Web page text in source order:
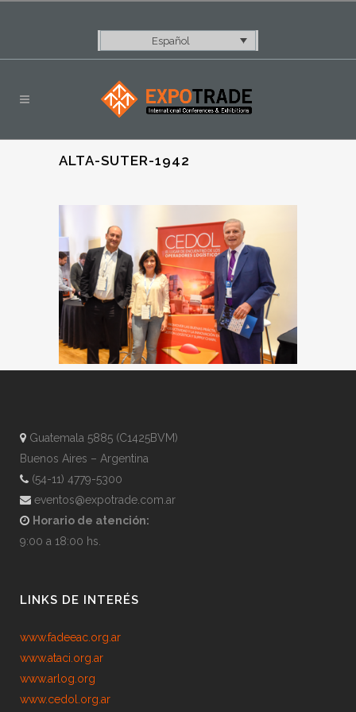
Español
ALTA-SUTER-1942
Guatemala 5885 (C1425BVM)
Buenos Aires – Argentina
(54-11) 4779-5300
eventos@expotrade.com.ar
Horario de atención:
9:00 a 18:00 hs.
LINKS DE INTERÉS
www.fadeeac.org.ar
www.ataci.org.ar
www.arlog.org
www.cedol.org.ar